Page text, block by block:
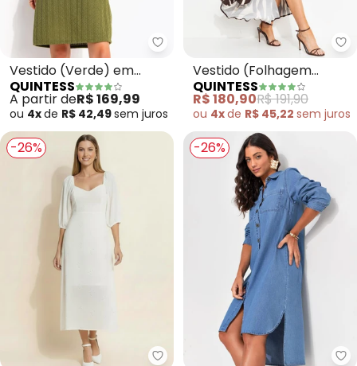
Quintess - Vestido (Verde) em
Vestido (Verde) em
Malha Tricô
QUINTESS
A partir deR$ 169,99
ou 4xde R$ 42,49sem juros
Vestido (Folhagem
Orgânica) em Malha de
Viscose
QUINTESS
R$ 180,90R$ 191,90
ou 4xde R$ 45,22 sem juros
-26% -26%